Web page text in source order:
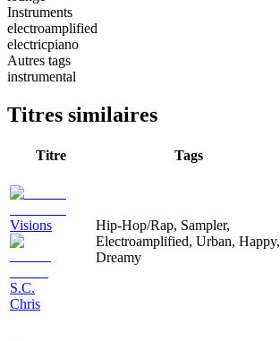
Instruments
electroamplified
electricpiano
Autres tags
instrumental
Titres similaires
Titre Tags
Visions
S.C.
Chris
Hip-Hop/Rap, Sampler,
Electroamplified, Urban, Happy,
Dreamy